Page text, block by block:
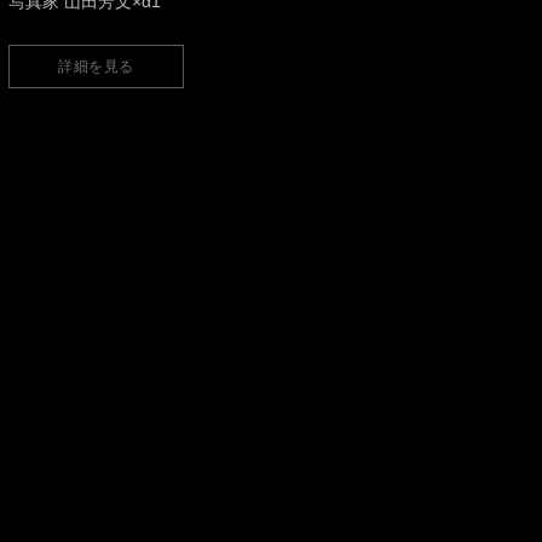
詳細を見る